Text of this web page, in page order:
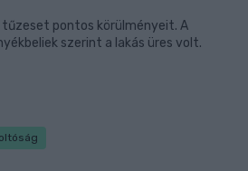
tűzeset pontos körülményeit. A
szerint a lakás üres volt.